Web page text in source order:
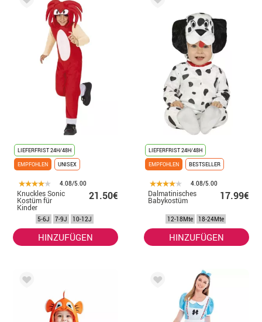
LIEFERFRIST 24H/48H
EMPFOHLEN
UNISEX
4.08/5.00
Knuckles Sonic
Kostüm für
Kinder
21.50€
5-6J 7-9J 10-12J
HINZUFÜGEN
LIEFERFRIST 24H/48H
EMPFOHLEN
BESTSELLER
4.08/5.00
Dalmatinisches
Babykostüm 17.99€
12-18Mte 18-24Mte
HINZUFÜGEN